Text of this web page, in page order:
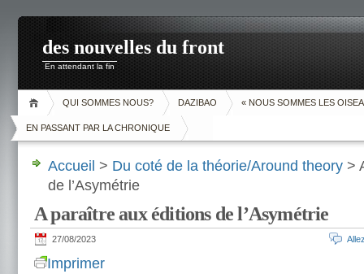
des nouvelles du front
En attendant la fin
QUI SOMMES NOUS? DAZIBAO « NOUS SOMMES LES
EN PASSANT PAR LA CHRONIQUE
Accueil > Du coté de la théorie/Around theory >
de l’Asymétrie
A paraître aux éditions de l’Asymétrie
27/08/2023
Imprimer